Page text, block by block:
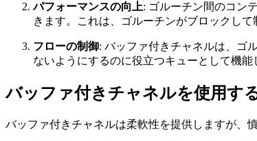
パフォーマンスの向上: ゴルーチン間のコン
きます。これは、ゴルーチンがブロックし
フローの制御: バッファ付きチャネルは、ゴ
ないようにするのに役立つキューとして機能
バッファ付きチャネルを使用す
バッファ付きチャネルは柔軟性を提供しますが、